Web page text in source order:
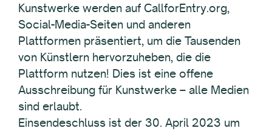
Kunstwerke werden auf CallforEntry.org,
Social-Media-Seiten und anderen
Plattformen präsentiert, um die Tausenden
von Künstlern hervorzuheben, die die
Plattform nutzen! Dies ist eine offene
Ausschreibung für Kunstwerke – alle Medien
sind erlaubt.
Einsendeschluss ist der 30. April 2023 um